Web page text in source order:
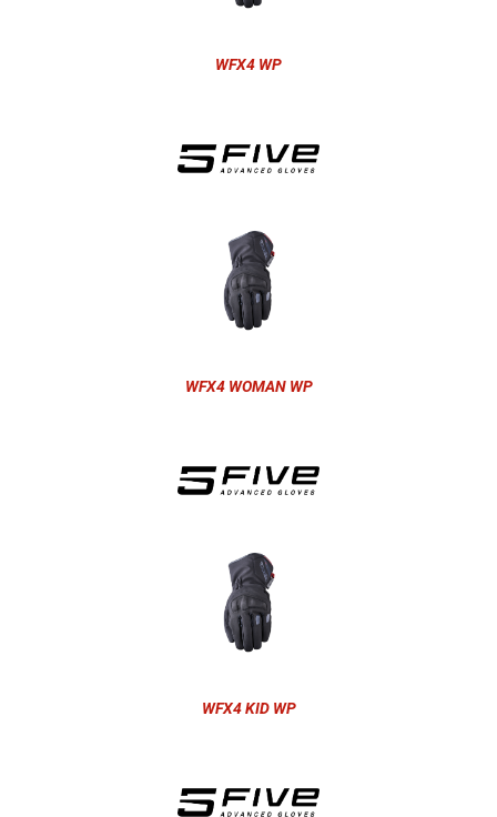
WFX4 WP
WFX4 WOMAN WP
WFX4 KID WP